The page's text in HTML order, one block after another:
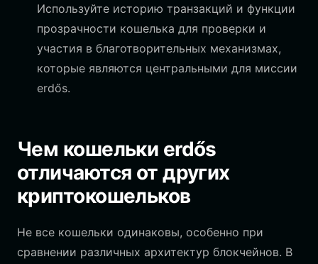
Используйте историю транзакций и функции
прозрачности кошелька для проверки и
участия в благотворительных механизмах,
которые являются центральными для миссии
erdős.
Чем кошельки erdős
отличаются от других
криптокошельков
Не все кошельки одинаковы, особенно при
сравнении различных архитектур блокчейнов. В